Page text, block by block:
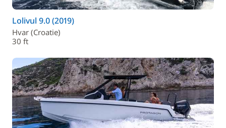
Lolivul 9.0 (2019)
Hvar (Croatie)
30 ft